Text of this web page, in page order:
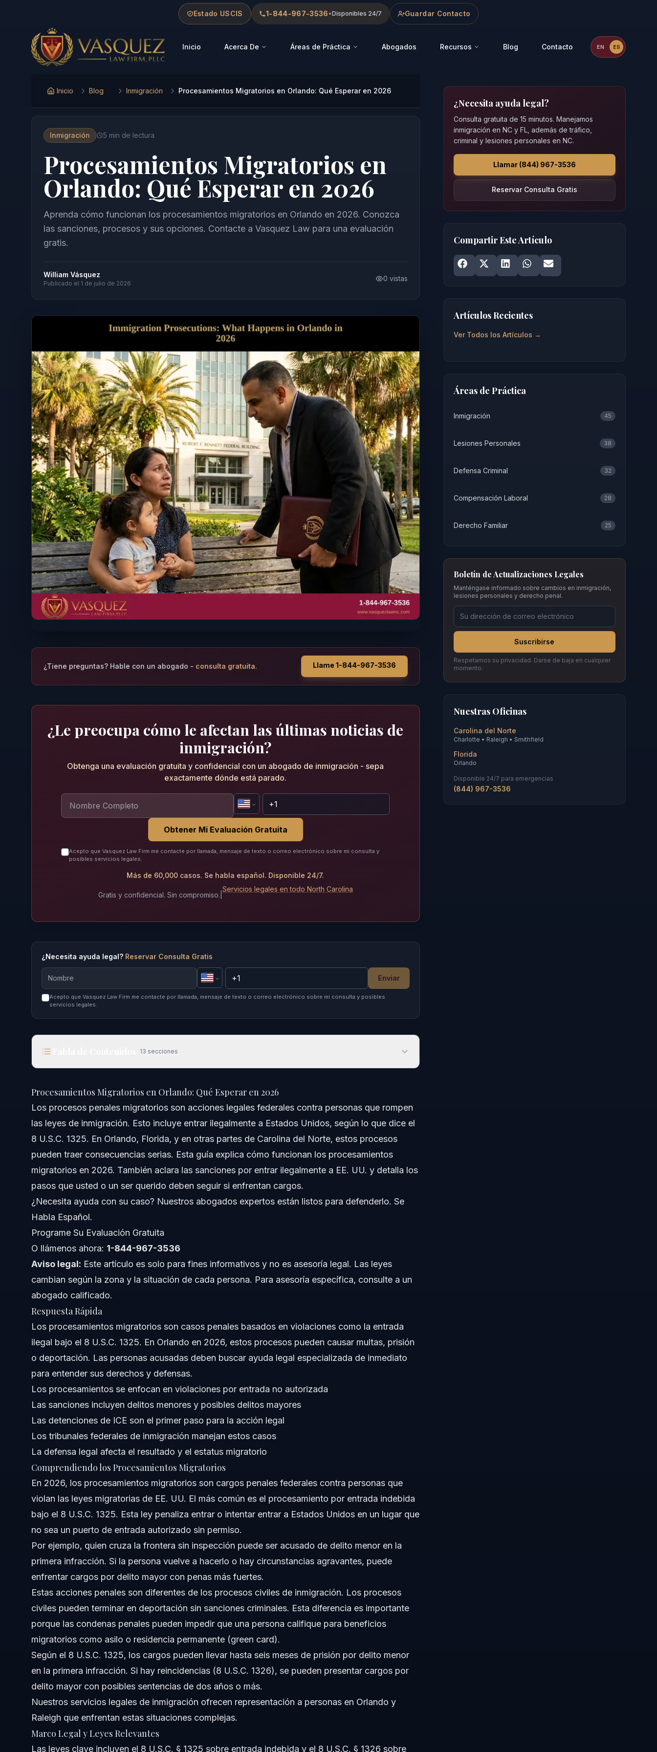
Estado USCIS 1-844-967-3536 •Disponibles 24/7 Guardar Contacto
Vasquez Law Firm - Home
Inicio Acerca De Áreas de Práctica Abogados Recursos Blog Contacto ES
EN
Inicio Blog Inmigración Procesamientos Migratorios en Orlando: Qué Esperar en 2026
Inmigración 5 min de lectura
Procesamientos Migratorios en
Orlando: Qué Esperar en 2026
Aprenda cómo funcionan los procesamientos migratorios en Orlando en 2026. Conozca
las sanciones, procesos y sus opciones. Contacte a Vasquez Law para una evaluación
gratis.
William Vásquez
Publicado el 1 de julio de 2026
0 vistas
¿Tiene preguntas? Hable con un abogado - consulta gratuita. Llame 1-844-967-3536
¿Le preocupa cómo le afectan las últimas noticias de
inmigración?
Obtenga una evaluación gratuita y confidencial con un abogado de inmigración - sepa
exactamente dónde está parado.
Obtener Mi Evaluación Gratuita
Acepto que Vasquez Law Firm me contacte por llamada, mensaje de texto o correo electrónico sobre mi consulta y
posibles servicios legales.
Más de 60,000 casos. Se habla español. Disponible 24/7.
Gratis y confidencial. Sin compromiso.
Servicios legales en todo North Carolina
¿Necesita ayuda legal? Reservar Consulta Gratis
Enviar
Acepto que Vasquez Law Firm me contacte por llamada, mensaje de texto o correo electrónico sobre mi consulta y posibles
servicios legales.
13 secciones
Respuesta Rápida
Comprendiendo los Procesamientos Migratorios
Marco Legal y Leyes Relevantes
Quiénes se Ven Afectados por Procesamientos Migratorios
Cómo Funciona la Aplicación de la Ley por ICE
Proceso Paso a Paso de los Procesamientos Migratorios
Lista de Documentos y Evidencias
Cronología: Qué Esperar en Su Caso
Costos y Factores de Honorarios Legales
Errores Comunes a Evitar
Notas sobre Jurisdicción en Carolina del Norte y Florida
Notas sobre Florida
Cuándo Llamar a un Abogado
Sobre Vasquez Law Firm
Confianza y Experiencia del Abogado
¿Es la inmigración ilegal un delito en EE. UU.?
¿Qué penas existen para la entrada ilegal bajo el 8 U.S.C. 1325?
¿Puede ICE detener a cualquiera y pedir identificación en Orlando?
¿Cuántas personas ha capturado ICE en 2026?
¿Es la entrada ilegal a EE. UU. un delito grave o menor?
¿Qué es la regla de los 7 años en inmigración?
¿Pueden los procesamientos migratorios afectar beneficios migratorios futuros?
¿Qué debo hacer si enfrento un procesamiento migratorio en Orlando?
Fuentes y Referencias
Procesamientos Migratorios en Orlando: Qué Esperar en 2026
Los procesos penales migratorios son acciones legales federales contra personas que rompen
las leyes de inmigración. Esto incluye entrar ilegalmente a Estados Unidos, según lo que dice el
8 U.S.C. 1325. En Orlando, Florida, y en otras partes de Carolina del Norte, estos procesos
pueden traer consecuencias serias. Esta guía explica cómo funcionan los procesamientos
migratorios en 2026. También aclara las sanciones por entrar ilegalmente a EE. UU. y detalla los
pasos que usted o un ser querido deben seguir si enfrentan cargos.
¿Necesita ayuda con su caso? Nuestros abogados expertos están listos para defenderlo. Se
Habla Español.
Programe Su Evaluación Gratuita
O llámenos ahora: 1-844-967-3536
Aviso legal: Este artículo es solo para fines informativos y no es asesoría legal. Las leyes
cambian según la zona y la situación de cada persona. Para asesoría específica, consulte a un
abogado calificado.
Respuesta Rápida
Los procesamientos migratorios son casos penales basados en violaciones como la entrada
ilegal bajo el 8 U.S.C. 1325. En Orlando en 2026, estos procesos pueden causar multas, prisión
o deportación. Las personas acusadas deben buscar ayuda legal especializada de inmediato
para entender sus derechos y defensas.
Los procesamientos se enfocan en violaciones por entrada no autorizada
Las sanciones incluyen delitos menores y posibles delitos mayores
Las detenciones de ICE son el primer paso para la acción legal
Los tribunales federales de inmigración manejan estos casos
La defensa legal afecta el resultado y el estatus migratorio
Comprendiendo los Procesamientos Migratorios
En 2026, los procesamientos migratorios son cargos penales federales contra personas que
violan las leyes migratorias de EE. UU. El más común es el procesamiento por entrada indebida
bajo el 8 U.S.C. 1325. Esta ley penaliza entrar o intentar entrar a Estados Unidos en un lugar que
no sea un puerto de entrada autorizado sin permiso.
Por ejemplo, quien cruza la frontera sin inspección puede ser acusado de delito menor en la
primera infracción. Si la persona vuelve a hacerlo o hay circunstancias agravantes, puede
enfrentar cargos por delito mayor con penas más fuertes.
Estas acciones penales son diferentes de los procesos civiles de inmigración. Los procesos
civiles pueden terminar en deportación sin sanciones criminales. Esta diferencia es importante
porque las condenas penales pueden impedir que una persona califique para beneficios
migratorios como asilo o residencia permanente (green card).
Según el 8 U.S.C. 1325, los cargos pueden llevar hasta seis meses de prisión por delito menor
en la primera infracción. Si hay reincidencias (8 U.S.C. 1326), se pueden presentar cargos por
delito mayor con posibles sentencias de dos años o más.
Nuestros servicios legales de inmigración ofrecen representación a personas en Orlando y
Raleigh que enfrentan estas situaciones complejas.
Marco Legal y Leyes Relevantes
Las leyes clave incluyen el 8 U.S.C. § 1325 sobre entrada indebida y el 8 U.S.C. § 1326 sobre
¿Necesita ayuda legal?
Consulta gratuita de 15 minutos. Manejamos
inmigración en NC y FL, además de tráfico,
criminal y lesiones personales en NC.
Llamar (844) 967-3536
Reservar Consulta Gratis
Compartir Este Artículo
Share onFacebook
Share onX
Share onLinkedIn
Share onWhatsApp
Share on
Artículos Recientes
Ver Todos los Artículos →
Áreas de Práctica
Inmigración 45
Lesiones Personales 38
Defensa Criminal 32
Compensación Laboral 28
Derecho Familiar 25
Boletín de Actualizaciones Legales
Manténgase informado sobre cambios en inmigración,
lesiones personales y derecho penal.
Suscribirse
Respetamos su privacidad. Darse de baja en cualquier
momento.
Nuestras Oficinas
Carolina del Norte
Charlotte • Raleigh • Smithfield
Florida
Orlando
Disponible 24/7 para emergencias
(844) 967-3536